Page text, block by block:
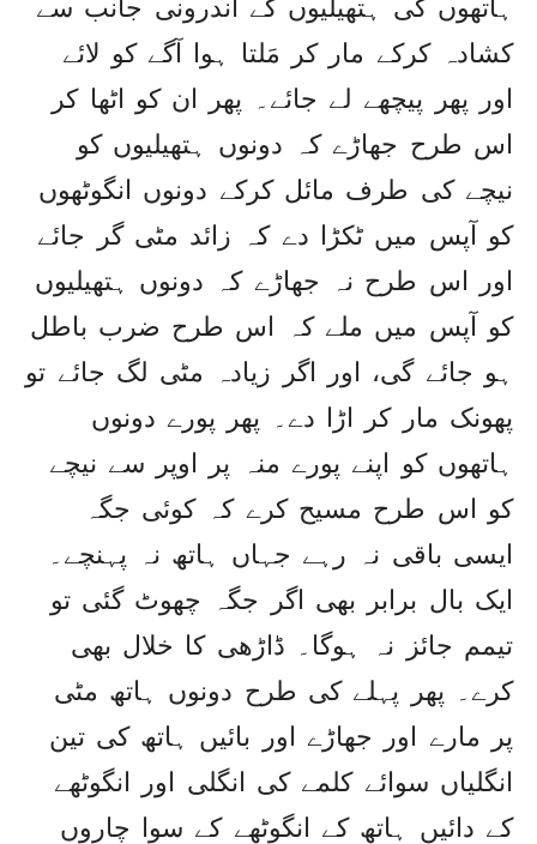
ہاتھوں کی ہتھیلیوں کے اندرونی جانب سے
کشادہ کرکے مار کر مَلتا ہوا آگے کو لائے
اور پھر پیچھے لے جائے۔ پھر ان کو اٹھا کر
اس طرح جھاڑے کہ دونوں ہتھیلیوں کو
نیچے کی طرف مائل کرکے دونوں انگوٹھوں
کو آپس میں ٹکڑا دے کہ زائد مٹی گر جائے
اور اس طرح نہ جھاڑے کہ دونوں ہتھیلیوں
کو آپس میں ملے کہ اس طرح ضرب باطل
ہو جائے گی، اور اگر زیادہ مٹی لگ جائے تو
پھونک مار کر اڑا دے۔ پھر پورے دونوں
ہاتھوں کو اپنے پورے منہ پر اوپر سے نیچے
کو اس طرح مسیح کرے کہ کوئی جگہ
ایسی باقی نہ رہے جہاں ہاتھ نہ پہنچے۔
ایک بال برابر بھی اگر جگہ چھوٹ گئی تو
تیمم جائز نہ ہوگا۔ ڈاڑھی کا خلال بھی
کرے۔ پھر پہلے کی طرح دونوں ہاتھ مٹی
پر مارے اور جھاڑے اور بائیں ہاتھ کی تین
انگلیاں سوائے کلمے کی انگلی اور انگوٹھے
کے دائیں ہاتھ کے انگوٹھے کے سوا چاروں